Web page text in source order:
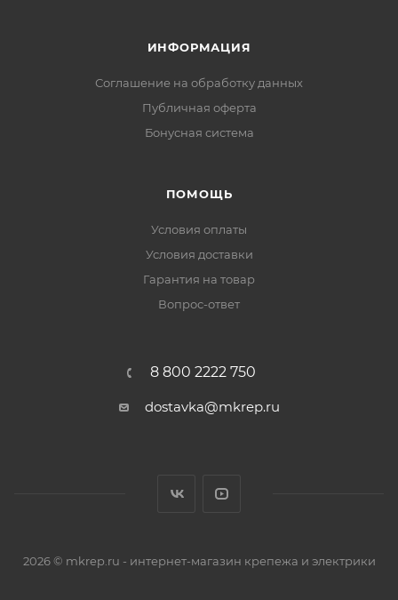
ИНФОРМАЦИЯ
Соглашение на обработку данных
Публичная оферта
Бонусная система
ПОМОЩЬ
Условия оплаты
Условия доставки
Гарантия на товар
Вопрос-ответ
8 800 2222 750
dostavka@mkrep.ru
2026 © mkrep.ru - интернет-магазин крепежа и электрики